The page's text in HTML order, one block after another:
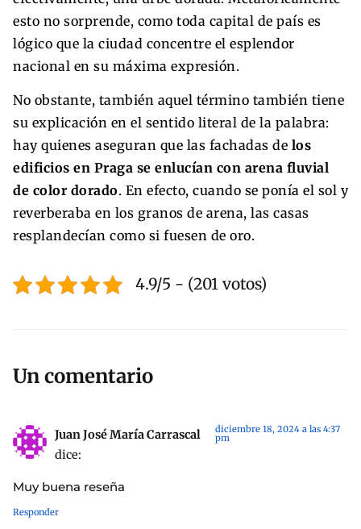
esto no sorprende, como toda capital de país es
lógico que la ciudad concentre el esplendor
nacional en su máxima expresión.
No obstante, también aquel término también tiene
su explicación en el sentido literal de la palabra:
hay quienes aseguran que las fachadas de los
edificios en Praga se enlucían con arena fluvial
de color dorado. En efecto, cuando se ponía el sol y
reverberaba en los granos de arena, las casas
resplandecían como si fuesen de oro.
4.9/5 - (201 votos)
Un comentario
Juan José María Carrascal
dice:
diciembre 18, 2024 a las 4:37
pm
Muy buena reseña
Responder